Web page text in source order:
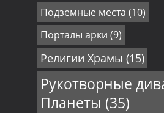
Подземные места (10)
Порталы арки (9)
Религии Храмы (15)
Рукотворные
Планеты (35)